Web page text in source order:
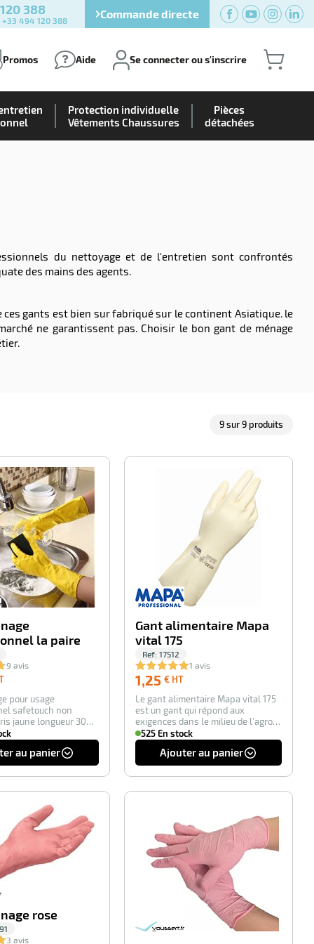
388
494 120 388 Commande directe
Promos Aide Se connecter ou s'inscrire
Protection individuelle
Vêtements Chaussures
Pièces
détachées
du nettoyage et de l'entretien sont confrontés
des mains des agents.
gants est bien sur fabriqué sur le continent Asiatique. le
ne garantissent pas. Choisir le bon gant de ménage
9sur9 produits
la paire
9 avis
HT
pour usage
safetouch non
jaune longueur 300
0,32 mm…
au panier
Gant alimentaire Mapa
vital 175
Ref: 17512
1 avis
1,25 € HT
HT
Le gant alimentaire Mapa vital 175
est un gant qui répond aux
exigences dans le milieu de l’agro-
alimenta…
525 En stock
Ajouter au panier
rose
3 avis